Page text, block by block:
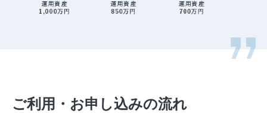
ご利用・お申し込みの流れ